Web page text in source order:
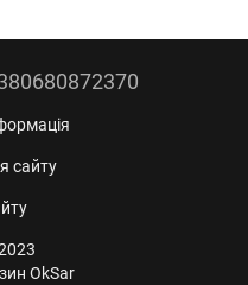
сайту
OkSar